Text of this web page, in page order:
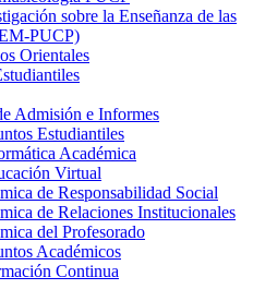
sobre la Enseñanza de las
PUCP)
Orientales
Admisión e Informes
Estudiantiles
Académica
Virtual
de Responsabilidad Social
de Relaciones Institucionales
del Profesorado
Académicos
Continua